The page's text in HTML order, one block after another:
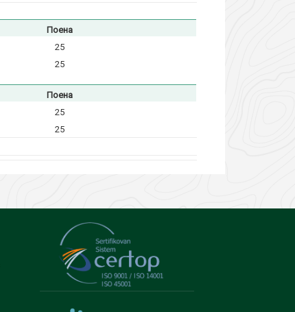
Поена
25
25
Поена
25
25